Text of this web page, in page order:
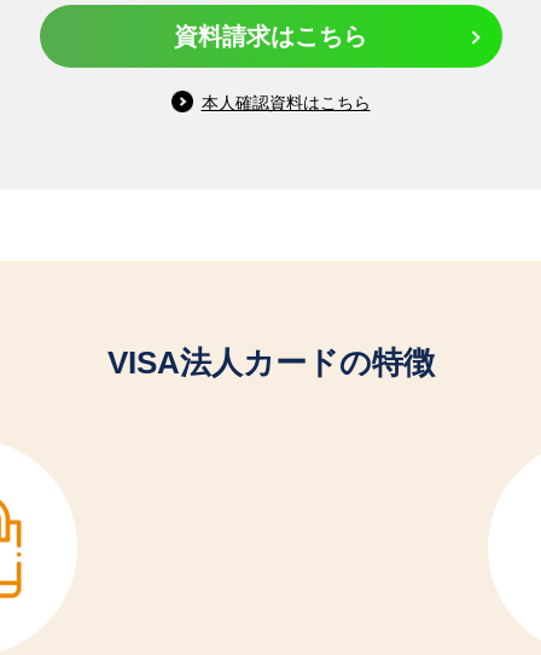
資料請求はこちら
本人確認資料はこちら
VISA法人カードの特徴